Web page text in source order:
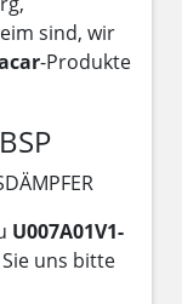
sind, wir
-Produkte
U007A01V1-
uns bitte